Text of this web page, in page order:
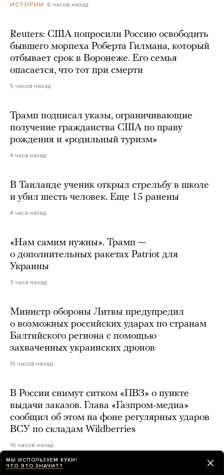
ИСТОРИИ 6 часов назад
Reuters: США попросили Россию освободить
бывшего морпеха Роберта Гилмана, который
отбывает срок в Воронеже. Его семья
опасается, что тот при смерти
5 часов назад
Трамп подписал указы, ограничивающие
получение гражданства США по праву
рождения и «родильный туризм»
4 часа назад
В Таиланде ученик открыл стрельбу в школе
и убил шесть человек. Еще 15 ранены
4 часа назад
«Нам самим нужны». Трамп —
о дополнительных ракетах Patriot для
Украины
3 часа назад
Министр обороны Литвы предупредил
о возможных российских ударах по странам
Балтийского региона с помощью
захваченных украинских дронов
15 часов назад
В России снимут ситком «ПВЗ» о пункте
выдачи заказов. Глава «Газпром-медиа»
сообщил об этом на фоне регулярных ударов
ВСУ по складам Wildberries
16 часов назад
МЫ ИСПОЛЬЗУЕМ КУКИ!
ЧТО ЭТО ЗНАЧИТ?